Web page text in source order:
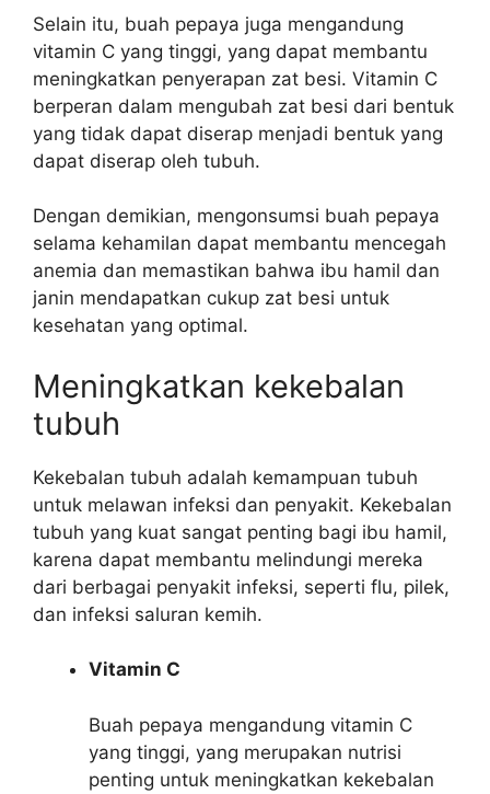
Selain itu, buah pepaya juga mengandung
vitamin C yang tinggi, yang dapat membantu
meningkatkan penyerapan zat besi. Vitamin C
berperan dalam mengubah zat besi dari bentuk
yang tidak dapat diserap menjadi bentuk yang
dapat diserap oleh tubuh.
Dengan demikian, mengonsumsi buah pepaya
selama kehamilan dapat membantu mencegah
anemia dan memastikan bahwa ibu hamil dan
janin mendapatkan cukup zat besi untuk
kesehatan yang optimal.
Meningkatkan kekebalan
tubuh
Kekebalan tubuh adalah kemampuan tubuh
untuk melawan infeksi dan penyakit. Kekebalan
tubuh yang kuat sangat penting bagi ibu hamil,
karena dapat membantu melindungi mereka
dari berbagai penyakit infeksi, seperti flu, pilek,
dan infeksi saluran kemih.
Vitamin C
Buah pepaya mengandung vitamin C
yang tinggi, yang merupakan nutrisi
penting untuk meningkatkan kekebalan